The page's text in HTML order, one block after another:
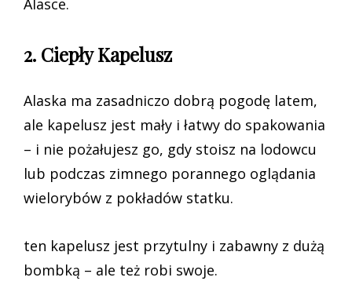
Alasce.
2. Ciepły Kapelusz
Alaska ma zasadniczo dobrą pogodę latem,
ale kapelusz jest mały i łatwy do spakowania
– i nie pożałujesz go, gdy stoisz na lodowcu
lub podczas zimnego porannego oglądania
wielorybów z pokładów statku.
ten kapelusz jest przytulny i zabawny z dużą
bombką – ale też robi swoje.